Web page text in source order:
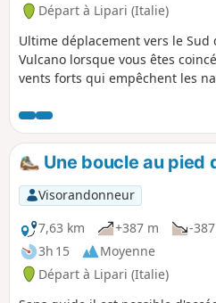
Départ à Lipari (Italie)
Ultime déplacement vers le Sud
Vulcano lorsque vous êtes
vents forts qui empêchent les
sur l'île. Il est nécessaire de
pour s'y rendre.
Une boucle au pied
Visorandonneur
7,63 km
+387 m
-
3h 15
Moyenne
Départ à Lipari (Italie)